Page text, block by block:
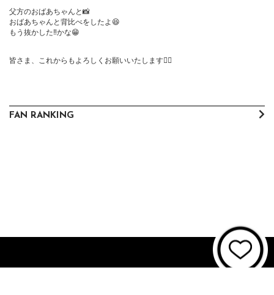
父方のおばあちゃんと📸
おばあちゃんと背比べをしたよ😆
もう抜かした‼️かな😁
皆さま、これからもよろしくお願いいたします🙇‍♀️
FAN RANKING
個人情報保護方針